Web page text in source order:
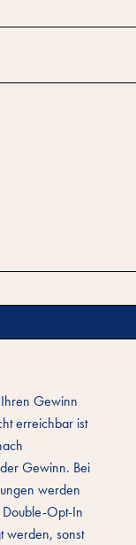
Gewinn
erreichbar ist
Gewinn. Bei
werden
Opt-In
werden, sonst